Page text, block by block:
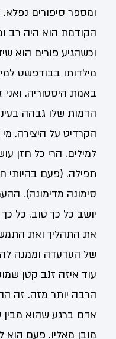
הקודמת הוא היה רב
וכשהגיע פורים הוא
מילדותו בבודפשט
באמת היסטוריה.
הקרדיט על היצירה.
תפילה. ‏(פעם בהיותי
סימונה מדימונה).
יושב כל כך טוב. כל
את התהליך ואת
של העדעדה וממנה
עוד איזה זנב קטן
הרבה יותר מזה. זה
אדם ברגע שהוא מבין
מובן מאליו. פעם הוא